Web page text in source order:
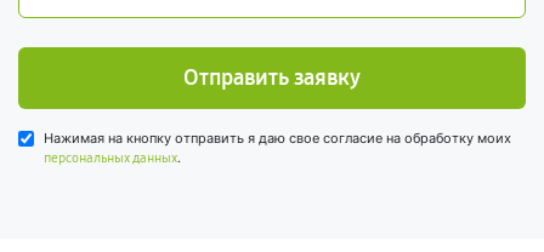
Отправить заявку
Нажимая на кнопку отправить я даю свое согласие на обработку моих
персональных данных.